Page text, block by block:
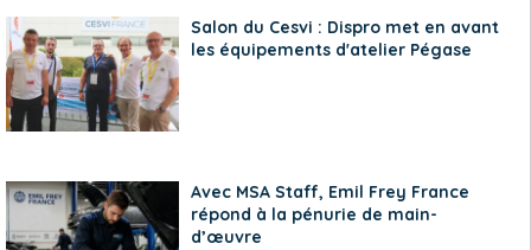
Salon du Cesvi : Dispro met en avant
les équipements d'atelier Pégase
Avec MSA Staff, Emil Frey France
répond à la pénurie de main-
d’œuvre